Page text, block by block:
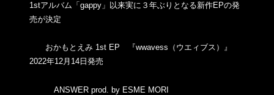
1stアルバム「gappy」以来実に３年ぶりとなる新作EPの発
売が決定
おかもとえみ 1st EP 『wwavess（ウエィブス）』
2022年12月14日発売
ANSWER prod. by ESME MORI